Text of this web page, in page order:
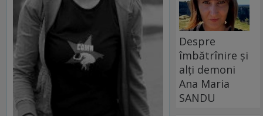
Despre
îmbătrînire și
alți demoni
Ana Maria
SANDU